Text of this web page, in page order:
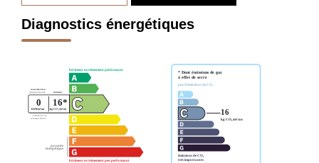
Diagnostics énergétiques